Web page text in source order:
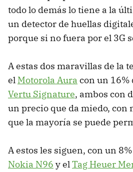
todo lo demás lo tiene a la
un detector de huellas
porque si no fuera por el 3G
A estas dos maravillas de la
el Motorola Aura con un 16%
Vertu Signature, ambos con
un precio que da miedo, con
que la mayoría se puede
A estos les siguen, con un
Nokia N96 y elTag Heuer